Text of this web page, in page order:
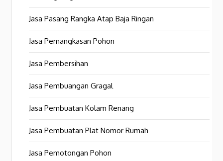
Jasa Pasang Rangka Atap Baja Ringan
Jasa Pemangkasan Pohon
Jasa Pembersihan
Jasa Pembuangan Gragal
Jasa Pembuatan Kolam Renang
Jasa Pembuatan Plat Nomor Rumah
Jasa Pemotongan Pohon